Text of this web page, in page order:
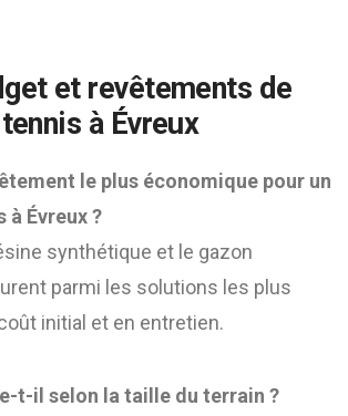
et revêtements de
à Évreux
le plus économique pour un
à Évreux ?
synthétique et le gazon
parmi les solutions les plus
initial et en entretien.
t-il selon la taille du terrain ?